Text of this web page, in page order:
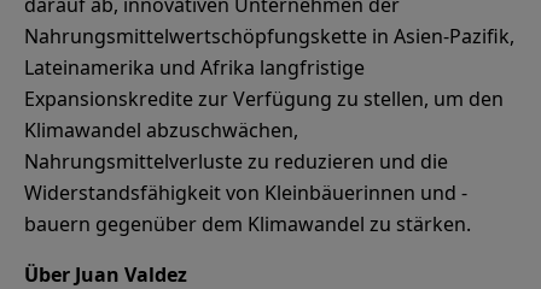
Nahrungsmittelwertschöpfungskette in Asien-Pazifik,
Lateinamerika und Afrika langfristige
Expansionskredite zur Verfügung zu stellen, um den
Klimawandel abzuschwächen,
Nahrungsmittelverluste zu reduzieren und die
Widerstandsfähigkeit von Kleinbäuerinnen und -
bauern gegenüber dem Klimawandel zu stärken.